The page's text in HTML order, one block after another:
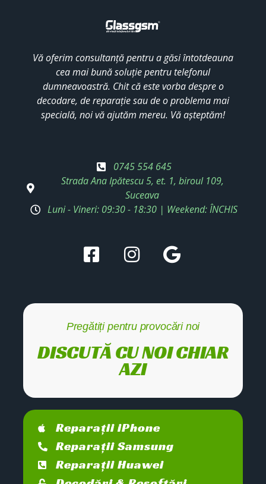
Vă oferim consultanță pentru a găsi întotdeauna
cea mai bună soluție pentru telefonul
dumneavoastră. Chit că este vorba despre o
decodare, de reparație sau de o problema mai
specială, noi vă ajutăm mereu. Vă așteptăm!
0745 554 645
Strada Ana Ipătescu 5, et. 1, biroul 109,
Suceava
Luni - Vineri: 09:30 - 18:30 | Weekend: ÎNCHIS
Pregătiți pentru provocări noi
DISCUTĂ CU NOI CHIAR
AZI
Reparații iPhone
Reparații Samsung
Reparații Huawei